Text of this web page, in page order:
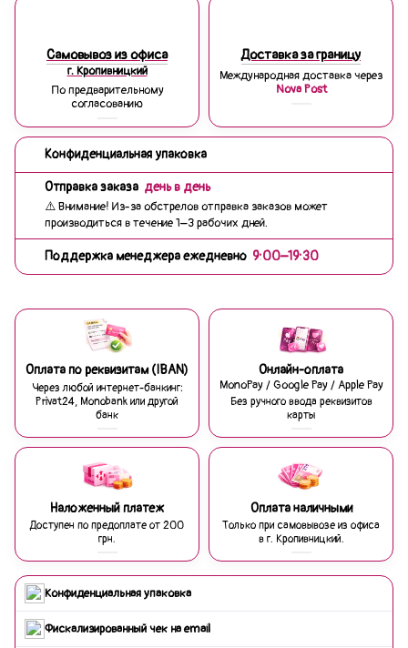
Самовывоз из офиса
г. Кропивницкий
По предварительному
согласованию
Доставка за границу
Международная доставка через
Nova Post
Конфиденциальная упаковка
Отправка заказа день в день
⚠️ Внимание! Из-за обстрелов отправка заказов может
производиться в течение 1–3 рабочих дней.
Поддержка менеджера ежедневно 9:00–19:30
Оплата по реквизитам (IBAN)
Через любой интернет-банкинг:
Privat24, Monobank или другой
банк
Онлайн-оплата
MonoPay / Google Pay / Apple Pay
Без ручного ввода реквизитов
карты
Наложенный платеж
Доступен по предоплате от 200
грн.
Оплата наличными
Только при самовывозе из офиса
в г. Кропивницкий.
Конфиденциальная упаковка
Фискализированный чек на email